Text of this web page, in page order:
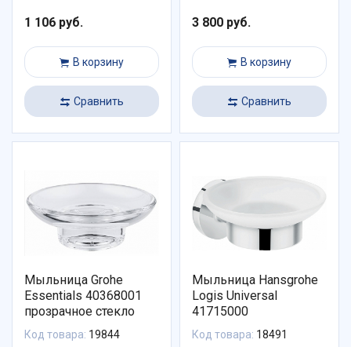
1 106 руб.
В корзину
Сравнить
3 800 руб.
В корзину
Сравнить
Мыльница Grohe
Essentials 40368001
прозрачное стекло
Код товара: 19844
Мыльница Hansgrohe
Logis Universal
41715000
Код товара: 18491